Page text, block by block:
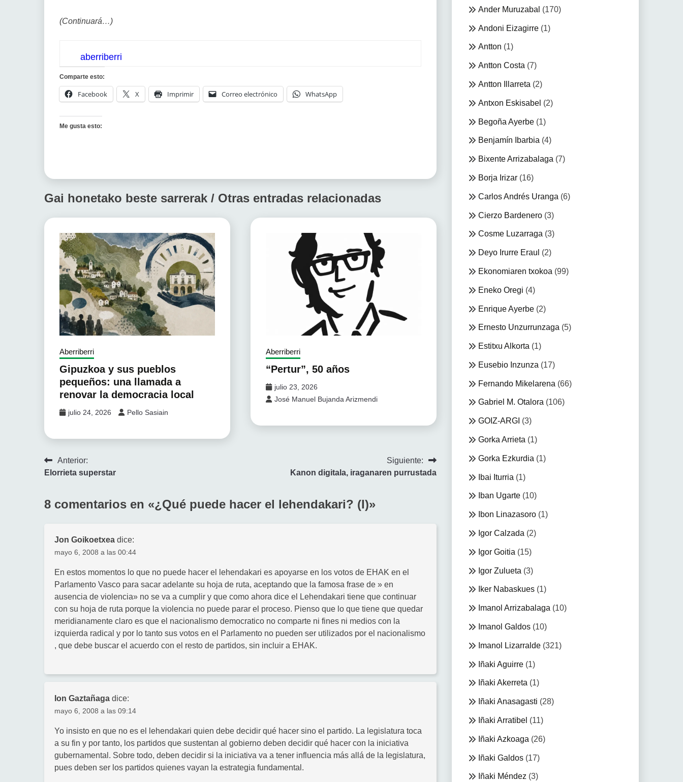
(Continuará…)
aberriberri
Comparte esto:
Facebook X Imprimir Correo electrónico WhatsApp
Me gusta esto:
Gai honetako beste sarrerak / Otras entradas relacionadas
Aberriberri
Gipuzkoa y sus pueblos
pequeños: una llamada a
renovar la democracia local
julio 24, 2026 Pello Sasiain
Aberriberri
“Pertur”, 50 años
julio 23, 2026
José Manuel Bujanda Arizmendi
Navegación
entradas
Anterior:
Elorrieta superstar
Siguiente:
Kanon digitala, iraganaren purrustada
8 comentarios en «¿Qué puede hacer el lehendakari? (I)»
Jon Goikoetxea dice:
mayo 6, 2008 a las 00:44
En estos momentos lo que no puede hacer el lehendakari es apoyarse en los votos de EHAK en el
Parlamento Vasco para sacar adelante su hoja de ruta, aceptando que la famosa frase de » en
ausencia de violencia» no se va a cumplir y que como ahora dice el Lehendakari tiene que continuar
con su hoja de ruta porque la violencia no puede parar el proceso. Pienso que lo que tiene que quedar
meridianamente claro es que el nacionalismo democratico no comparte ni fines ni medios con la
izquierda radical y por lo tanto sus votos en el Parlamento no pueden ser utilizados por el nacionalismo
, que debe buscar el acuerdo con el resto de partidos, sin incluir a EHAK.
Ion Gaztañaga dice:
mayo 6, 2008 a las 09:14
Yo insisto en que no es el lehendakari quien debe decidir qué hacer sino el partido. La legislatura toca
a su fin y por tanto, los partidos que sustentan al gobierno deben decidir qué hacer con la iniciativa
gubernamental. Sobre todo, deben decidir si la iniciativa va a tener influencia más allá de la legislatura,
pues deben ser los partidos quienes vayan la estrategia fundamental.
Ander Muruzabal (170)
Andoni Eizagirre(1)
Antton (1)
Antton Costa (7)
Antton Illarreta (2)
Antxon Eskisabel (2)
Begoña Ayerbe(1)
Benjamín Ibarbia (4)
Bixente Arrizabalaga (7)
Borja Irizar(16)
Carlos Andrés Uranga (6)
Cierzo Bardenero(3)
Cosme Luzarraga (3)
Deyo Irurre Eraul (2)
Ekonomiaren txokoa (99)
Eneko Oregi (4)
Enrique Ayerbe(2)
Ernesto Unzurrunzaga (5)
Estitxu Alkorta (1)
Eusebio Inzunza (17)
Fernando Mikelarena (66)
Gabriel M. Otalora(106)
GOIZ-ARGI (3)
Gorka Arrieta (1)
Gorka Ezkurdia (1)
Ibai Iturria (1)
Iban Ugarte(10)
Ibon Linazasoro(1)
Igor Calzada (2)
Igor Goitia (15)
Igor Zulueta (3)
Iker Nabaskues(1)
Imanol Arrizabalaga (10)
Imanol Galdos(10)
Imanol Lizarralde(321)
Iñaki Aguirre(1)
Iñaki Akerreta(1)
Iñaki Anasagasti (28)
Iñaki Arratibel (11)
Iñaki Azkoaga (26)
Iñaki Galdos(17)
Iñaki Méndez(3)